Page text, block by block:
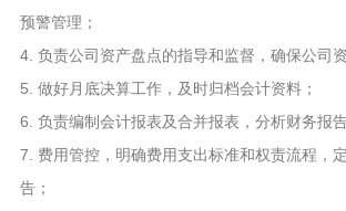
预警管理；
4. 负责公司资产盘点的指导和监督，确保公司
5. 做好月底决算工作，及时归档会计资料；
6. 负责编制会计报表及合并报表，分析财务报告
7. 费用管控，明确费用支出标准和权责流程，
告；